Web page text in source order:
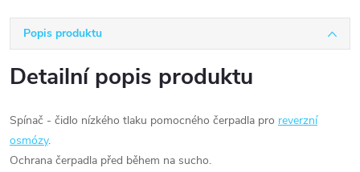
Popis produktu
Detailní popis produktu
Spínač - čidlo nízkého tlaku pomocného čerpadla pro reverzní
osmózy.
Ochrana čerpadla před během na sucho.